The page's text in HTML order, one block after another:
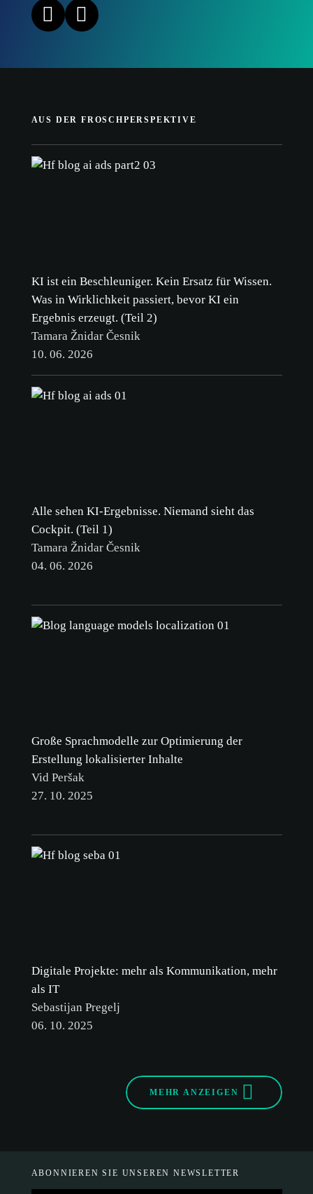
AUS DER FROSCHPERSPEKTIVE
KI ist ein Beschleuniger. Kein Ersatz für Wissen.
Was in Wirklichkeit passiert, bevor KI ein
Ergebnis erzeugt. (Teil 2)
Tamara Žnidar Česnik
10. 06. 2026
Alle sehen KI-Ergebnisse. Niemand sieht das
Cockpit. (Teil 1)
Tamara Žnidar Česnik
04. 06. 2026
Große Sprachmodelle zur Optimierung der
Erstellung lokalisierter Inhalte
Vid Peršak
27. 10. 2025
Digitale Projekte: mehr als Kommunikation, mehr
als IT
Sebastijan Pregelj
06. 10. 2025
MEHR ANZEIGEN
ABONNIEREN SIE UNSEREN NEWSLETTER